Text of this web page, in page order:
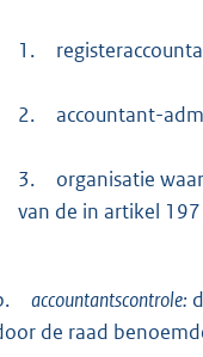
1.
2. accountant-
3.
organisatie
van de in artikel
accountantscontrole:
de raad